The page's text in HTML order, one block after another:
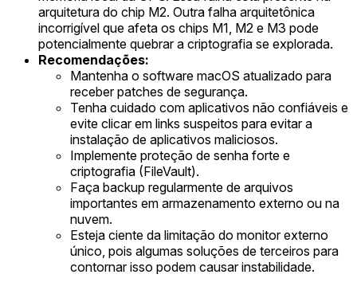
arquitetura do chip M2. Outra falha arquitetônica
incorrigível que afeta os chips M1, M2 e M3 pode
potencialmente quebrar a criptografia se explorada.
Recomendações:
Mantenha o software macOS atualizado para
receber patches de segurança.
Tenha cuidado com aplicativos não confiáveis e
evite clicar em links suspeitos para evitar a
instalação de aplicativos maliciosos.
Implemente proteção de senha forte e
criptografia (FileVault).
Faça backup regularmente de arquivos
importantes em armazenamento externo ou na
nuvem.
Esteja ciente da limitação do monitor externo
único, pois algumas soluções de terceiros para
contornar isso podem causar instabilidade.